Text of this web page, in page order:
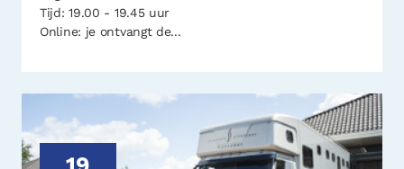
Tijd: 19.00 - 19.45 uur
Online: je ontvangt de...